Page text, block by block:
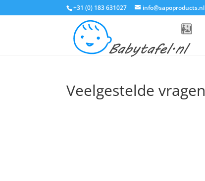
+31 (0) 183 631027 info@sapoproducts.nl
Veelgestelde vragen